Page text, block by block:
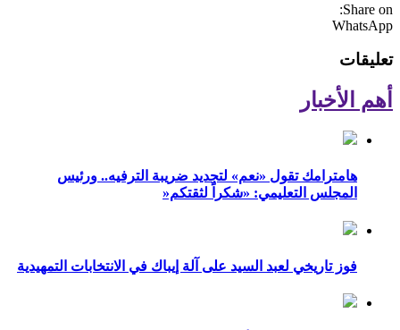
Share on:
WhatsApp
تعليقات
أهم الأخبار
هامترامك تقول «نعم» لتجديد ضريبة الترفيه.. ورئيس
المجلس التعليمي: «شكراً لثقتكم«
فوز تاريخي لعبد السيد على آلة إيباك في الانتخابات التمهيدية